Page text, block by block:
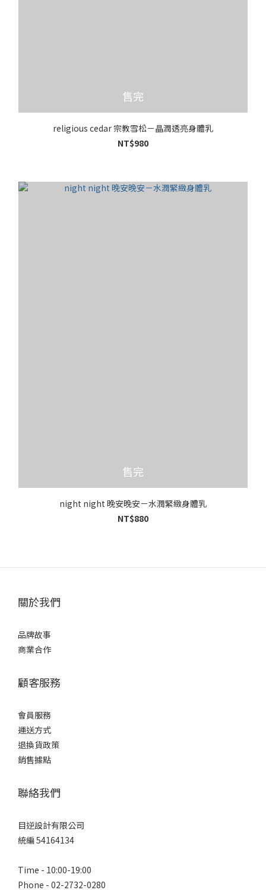
售完
religious cedar 宗教雪松－晶潤透亮身體乳
NT$980
售完
night night 晚安晚安－水潤緊緻身體乳
NT$880
關於我們
品牌故事
商業合作
顧客服務
會員服務
運送方式
退換貨政策
銷售據點
聯絡我們
目逆設計有限公司
統編 54164134
Time - 10:00-19:00
Phone - 02-2732-0280